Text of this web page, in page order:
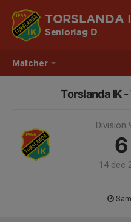
Matcher
TORSLANDA
Seniorlag D
Torslanda IK -
Division
14 dec